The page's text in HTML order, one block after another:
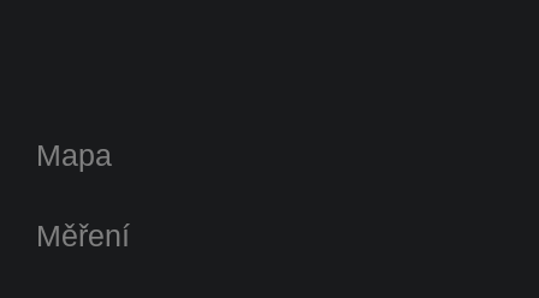
Mapa
Měření